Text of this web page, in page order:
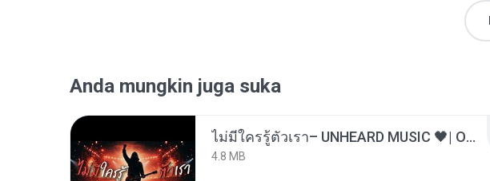
Anda mungkin juga suka
ไม่มีใครรู้ตัวเรา– UNHEARD MUSIC 🖤| Official Lyric Video | เพลงสู้ชีวิต
4.8 MB